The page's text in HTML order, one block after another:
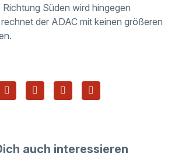
Süden wird hingegen
der ADAC mit keinen größeren
auch interessieren